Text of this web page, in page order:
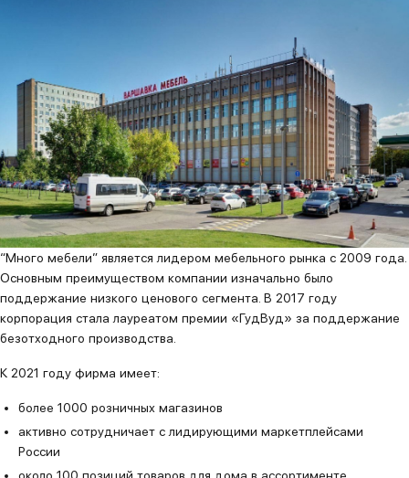
“Много мебели” является лидером мебельного рынка с 2009 года.
Основным преимуществом компании изначально было
поддержание низкого ценового сегмента. В 2017 году
корпорация стала лауреатом премии «ГудВуд» за поддержание
безотходного производства.
К 2021 году фирма имеет:
более 1000 розничных магазинов
активно сотрудничает с лидирующими маркетплейсами
России